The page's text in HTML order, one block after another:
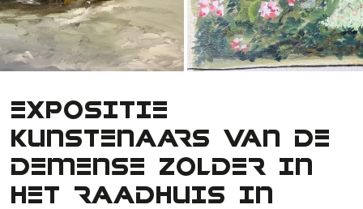
EXPOSITIE
KUNSTENAARS VAN DE
DEMENSE ZOLDER IN
HET RAADHUIS IN